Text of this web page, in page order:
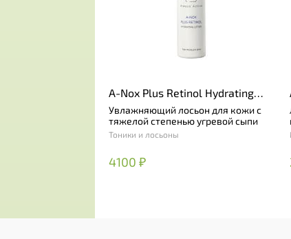
A-Nox Plus Retinol Hydrating
Lotion
Увлажняющий лосьон для кожи с
тяжелой степенью угревой сыпи
Тоники и лосьоны
4100 ₽